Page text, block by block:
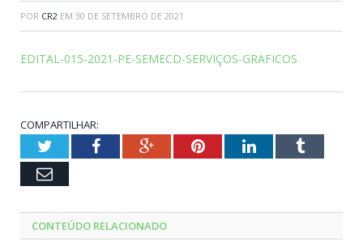
POR CR2 EM 30 DE SETEMBRO DE 2021
EDITAL-015-2021-PE-SEMECD-SERVIÇOS-GRAFICOS
COMPARTILHAR:
TwitterFacebookGoogle+PinterestLinkedInTumblr
Email
CONTEÚDO RELACIONADO